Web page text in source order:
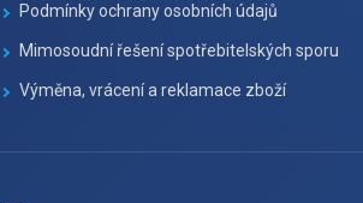
Podmínky ochrany osobních údajů
Mimosoudní řešení spotřebitelských sporu
Výměna, vrácení a reklamace zboží